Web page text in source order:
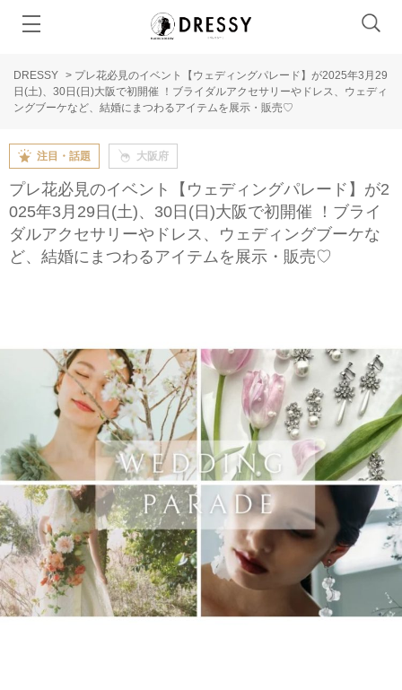
DRESSY > プレ花必見のイベント【ウェディングパレード】が2025年3月29
日(土)、30日(日)大阪で初開催 ！ブライダルアクセサリーやドレス、ウェディ
ングブーケなど、結婚にまつわるアイテムを展示・販売♡
注目・話題 大阪府
プレ花必見のイベント【ウェディングパレード】が2
025年3月29日(土)、30日(日)大阪で初開催 ！ブライ
ダルアクセサリーやドレス、ウェディングブーケな
ど、結婚にまつわるアイテムを展示・販売♡